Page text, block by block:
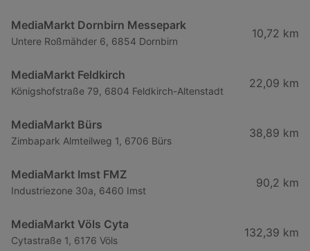
MediaMarkt Dornbirn Messepark
Untere Roßmähder 6, 6854 Dornbirn
10,72 km
MediaMarkt Feldkirch
Königshofstraße 79, 6804 Feldkirch-Altenstadt
22,09 km
MediaMarkt Bürs
Zimbapark Almteilweg 1, 6706 Bürs
38,89 km
MediaMarkt Imst FMZ
Industriezone 30a, 6460 Imst
90,2 km
MediaMarkt Völs Cyta
Cytastraße 1, 6176 Völs
132,39 km